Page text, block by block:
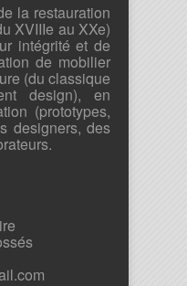
la restauration
XVIIIe au XXe)
intégrité et de
de mobilier
(du classique
design), en
(prototypes,
designers, des